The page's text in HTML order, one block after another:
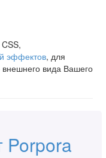
эффектов, для
внешнего вида Вашего